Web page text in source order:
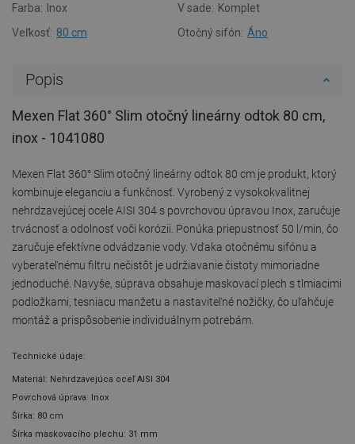
Farba:
Inox V sade: Komplet
Veľkosť: 80 cm Otočný sifón: Áno
Popis
Mexen Flat 360° Slim otočný lineárny odtok 80 cm,
inox - 1041080
Mexen Flat 360° Slim otočný lineárny odtok 80 cm je produkt, ktorý
kombinuje eleganciu a funkčnosť. Vyrobený z vysokokvalitnej
nehrdzavejúcej ocele AISI 304 s povrchovou úpravou Inox, zaručuje
trvácnosť a odolnosť voči korózii. Ponúka priepustnosť 50 l/min, čo
zaručuje efektívne odvádzanie vody. Vďaka otočnému sifónu a
vyberateľnému filtru nečistôt je udržiavanie čistoty mimoriadne
jednoduché. Navyše, súprava obsahuje maskovací plech s tlmiacimi
podložkami, tesniacu manžetu a nastaviteľné nožičky, čo uľahčuje
montáž a prispôsobenie individuálnym potrebám.
Technické údaje:
Materiál: Nehrdzavejúca oceľ AISI 304
Povrchová úprava: Inox
Šírka: 80 cm
Šírka maskovacího plechu: 31 mm